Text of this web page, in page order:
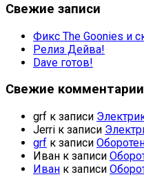
Свежие записи
Фикс The Goonies и
Релиз Дейва!
Dave готов!
Свежие комментарии
grf к записи
Jerri к записи
grf к записи
Иван к записи
Иван к записи